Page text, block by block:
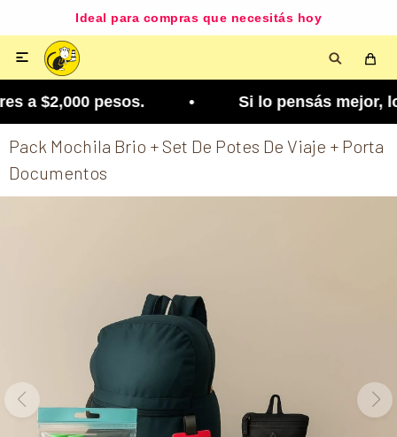
Ideal para compras que necesitás hoy

a $2,000 pesos. • Si lo pensás mejor, lo
Pack Mochila Brio + Set De Potes De Viaje + Porta
Documentos